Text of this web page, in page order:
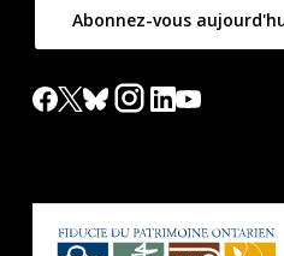
Abonnez-vous